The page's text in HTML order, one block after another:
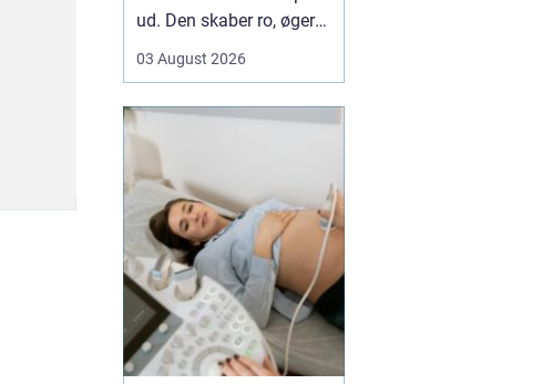
ud. Den skaber ro, øger
et mere professionelt
og samarbejdspartnere.
For mange virksomheder
i Nyborg er
erhvervsrengøring derfor
ikke bare en praktisk
nø...
03 August 2026